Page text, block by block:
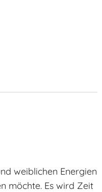
weiblichen Energien
möchte. Es wird Zeit